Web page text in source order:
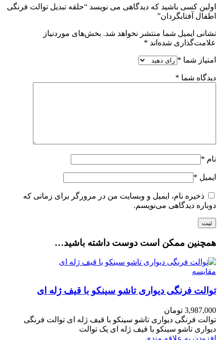
اولین کسی باشید که دیدگاهی می نویسد “حلقه تبدیل توالت فرنگی
اطفال آفتابگردان”
نشانی ایمیل شما منتشر نخواهد شد. بخش‌های موردنیاز
علامت‌گذاری شده‌اند *
امتیاز شما *
دیدگاه شما *
نام *
ایمیل *
ذخیره نام، ایمیل و وبسایت من در مرورگر برای زمانی که
دوباره دیدگاهی می‌نویسم.
همچنین ممکن است دوست داشته باشید…
مقایسه
توالت فرنگی دیواری تاشو سینکو با قیف ژله ای
3,987,000 تومان
توالت فرنگی دیواری تاشو سینکو با قیف ژله ای توالت فرنگی
دیواری تاشو سینکو با قیف ژله ای یک توالت
افزودن به علاقه مندی